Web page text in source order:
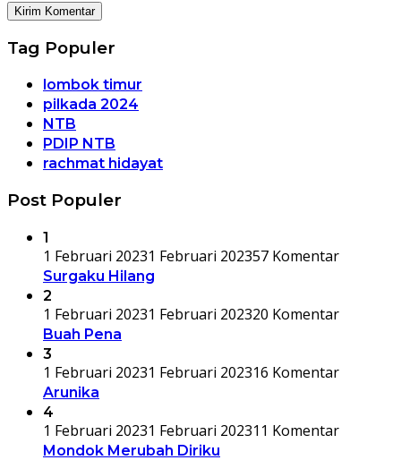
Tag Populer
lombok timur
pilkada 2024
NTB
PDIP NTB
rachmat hidayat
Post Populer
1
1 Februari 20231 Februari 202357 Komentar
Surgaku Hilang
2
1 Februari 20231 Februari 202320 Komentar
Buah Pena
3
1 Februari 20231 Februari 202316 Komentar
Arunika
4
1 Februari 20231 Februari 202311 Komentar
Mondok Merubah Diriku